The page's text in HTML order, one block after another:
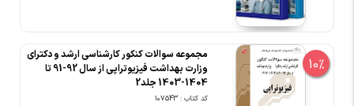
10%
مجموعه سوالات کنکور کارشناسی ارشد و دکترای
وزارت بهداشت فیزیوتراپی از سال 92-91 تا
1404-1403 جلد2
کد کتاب : 107543